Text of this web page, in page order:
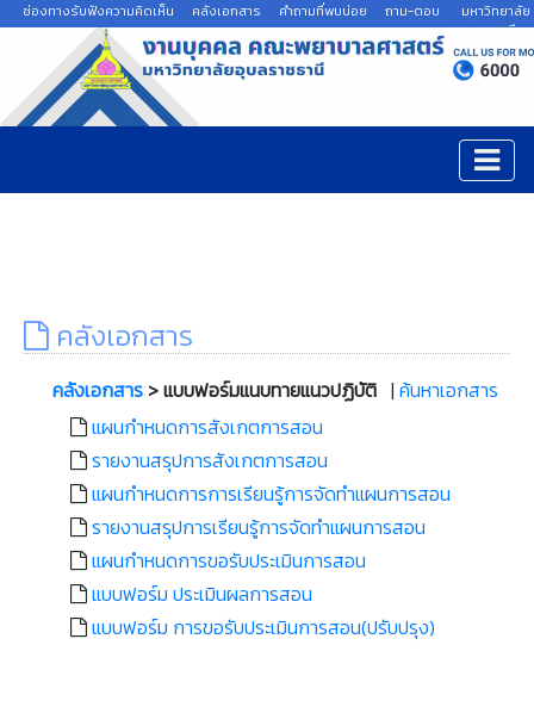
ช่องทางรับฟังความคิดเห็น คลังเอกสาร คำถามที่พบบ่อย ถาม-ตอบ
มหาวิทยาลัย
อุบลราชธานี
คลังเอกสาร
คลังเอกสาร > แบบฟอร์มแนบทายแนวปฏิบัติ | ค้นหาเอกสาร
แผนกำหนดการสังเกตการสอน
รายงานสรุปการสังเกตการสอน
แผนกำหนดการการเรียนรู้การจัดทำแผนการสอน
รายงานสรุปการเรียนรู้การจัดทำแผนการสอน
แผนกำหนดการขอรับประเมินการสอน
แบบฟอร์ม ประเมินผลการสอน
แบบฟอร์ม การขอรับประเมินการสอน(ปรับปรุง)